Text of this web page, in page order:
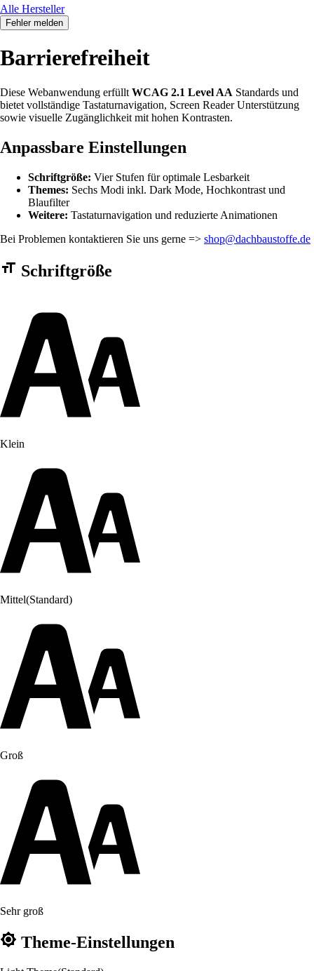
Alle Hersteller
Fehler melden
Barrierefreiheit
Diese Webanwendung erfüllt WCAG 2.1 Level AA Standards und
bietet vollständige Tastaturnavigation, Screen Reader Unterstützung
sowie visuelle Zugänglichkeit mit hohen Kontrasten.
Anpassbare Einstellungen
Schriftgröße: Vier Stufen für optimale Lesbarkeit
Themes: Sechs Modi inkl. Dark Mode, Hochkontrast und
Blaufilter
Weitere: Tastaturnavigation und reduzierte Animationen
Bei Problemen kontaktieren Sie uns gerne => shop@dachbaustoffe.de
Barrierefreiheit Einstellungen Formular
Schriftgröße
Klein
Mittel(Standard)
Groß
Sehr groß
Theme-Einstellungen